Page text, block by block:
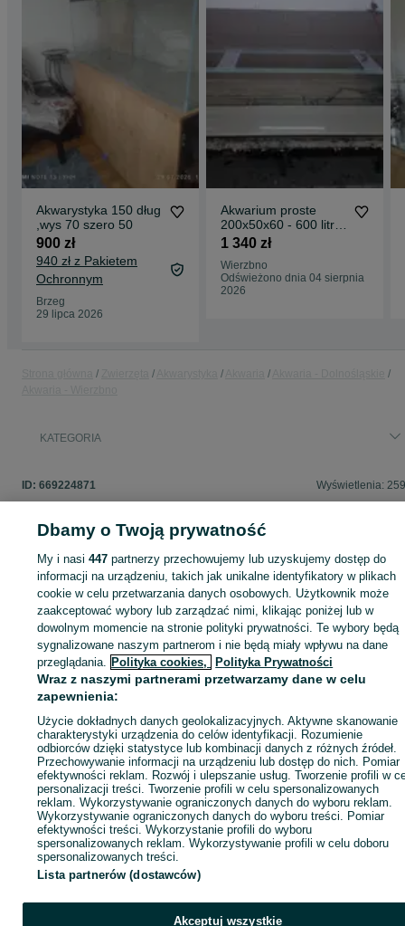
Akwarystyka 150 dług
,wys 70 szero 50
900 zł
940 zł z Pakietem
Ochronnym
Brzeg
29 lipca 2026
Akwarium proste
200x50x60 - 600 litry
float
1 340 zł
Wierzbno
Odświeżono dnia 04 sierpnia
2026
KATEGORIA
ID: 669224871 Wyświetlenia:
Zaloguj się lub załóż konto na OLX, aby skontaktować się z
sprzedającym
Zaloguj się / Załóż konto
Zadzwoń / SMS Wyślij wiadomość
Dbamy o Twoją prywatność
My i nasi447 partnerzy przechowujemy lub uzyskujemy dostęp do
informacji na urządzeniu, takich jak unikalne identyfikatory w plikach
cookie w celu przetwarzania danych osobowych. Użytkownik może
zaakceptować wybory lub zarządzać nimi, klikając poniżej lub w
dowolnym momencie na stronie polityki prywatności. Te wybory będą
sygnalizowane naszym partnerom i nie będą miały wpływu na dane
przeglądania. Polityka cookies, Polityka Prywatności
Wraz z naszymi partnerami przetwarzamy dane w celu
zapewnienia:
Użycie dokładnych danych geolokalizacyjnych. Aktywne skanowanie
charakterystyki urządzenia do celów identyfikacji. Rozumienie
odbiorców dzięki statystyce lub kombinacji danych z różnych źródeł.
Przechowywanie informacji na urządzeniu lub dostęp do nich. Pomiar
efektywności reklam. Rozwój i ulepszanie usług. Tworzenie profili w
personalizacji treści. Tworzenie profili w celu spersonalizowanych
reklam. Wykorzystywanie ograniczonych danych do wyboru reklam.
Wykorzystywanie ograniczonych danych do wyboru treści. Pomiar
efektywności treści. Wykorzystanie profili do wyboru
spersonalizowanych reklam. Wykorzystywanie profili w celu doboru
spersonalizowanych treści.
Lista partnerów (dostawców)
Akceptuj wszystkie